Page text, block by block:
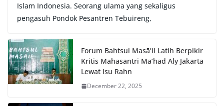
Islam Indonesia. Seorang ulama yang sekaligus
pengasuh Pondok Pesantren Tebuireng,
Forum Bahtsul Masā’il Latih Berpikir
Kritis Mahasantri Ma’had Aly Jakarta
Lewat Isu Rahn
December 22, 2025